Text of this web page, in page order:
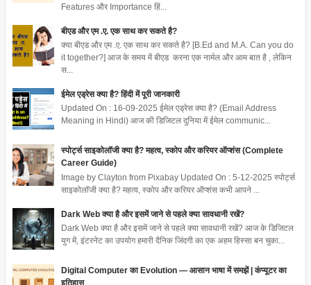
Features और Importance हिं...
बीएड और एम .ए. एक साथ कर सकते है?
क्या बीएड और एम .ए. एक साथ कर सकते है? [B.Ed and M.A. Can you do
it together?] आज के समय में बीएड करना एक नार्मल और आम बात है , लेकिन
स...
ईमेल एड्रेस क्या है? हिंदी में पूरी जानकारी
Updated On : 16-09-2025 ईमेल एड्रेस क्या है? (Email Address
Meaning in Hindi) आज की डिजिटल दुनिया में ईमेल communic...
स्पोर्ट्स साइकोलॉजी क्या है? महत्व, स्कोप और करियर ऑप्शंस (Complete
Career Guide)
Image by Clayton from Pixabay Updated On : 5-12-2025 स्पोर्ट्स
साइकोलॉजी क्या है? महत्व, स्कोप और करियर ऑप्शंस कभी आपने ...
Dark Web क्या है और इसमें जाने से पहले क्या सावधानी रखें?
Dark Web क्या है और इसमें जाने से पहले क्या सावधानी रखें? आज के डिजिटल
युग में, इंटरनेट का उपयोग हमारी दैनिक जिंदगी का एक अहम हिस्सा बन चुका...
Digital Computer का Evolution — आसान भाषा में समझें | कंप्यूटर का